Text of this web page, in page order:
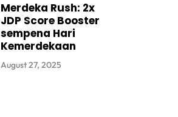
Merdeka Rush: 2x
JDP Score Booster
sempena Hari
Kemerdekaan
August 27, 2025